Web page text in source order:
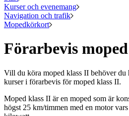
Kurser och evenemang
Navigation och trafik
Mopedkörkort
Förarbevis
Vill du köra moped klass II behöver du
kurser i förarbevis för moped klass II.
Moped klass II är en moped som är
högst 25 km/timmen med en motor